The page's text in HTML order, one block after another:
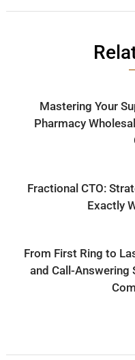
Mastering Your
Pharmacy
Fractional CTO:
Exactly
From First Ring to
and Call-Answering